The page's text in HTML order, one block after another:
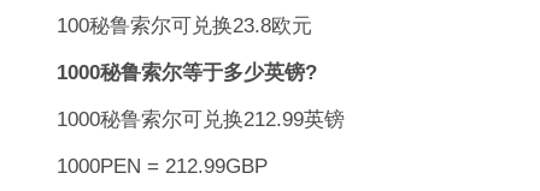
100秘鲁索尔可兑换23.8欧元
1000秘鲁索尔等于多少英镑?
1000秘鲁索尔可兑换212.99英镑
1000PEN = 212.99GBP